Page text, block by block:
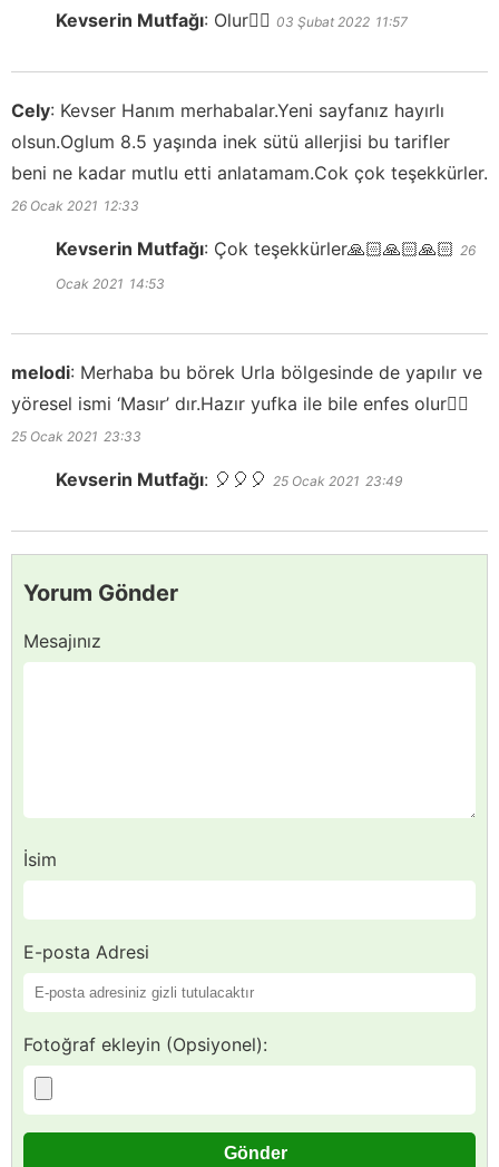
Kevserin Mutfağı: Olur👍🏻 03 Şubat 2022 11:57
Cely: Kevser Hanım merhabalar.Yeni sayfanız hayırlı
olsun.Oglum 8.5 yaşında inek sütü allerjisi bu tarifler
beni ne kadar mutlu etti anlatamam.Cok çok teşekkürler.
26 Ocak 2021 12:33
Kevserin Mutfağı: Çok teşekkürler🙏🏻🙏🏻🙏🏻 26
Ocak 2021 14:53
melodi: Merhaba bu börek Urla bölgesinde de yapılır ve
yöresel ismi ‘Masır’ dır.Hazır yufka ile bile enfes olur👍🏻
25 Ocak 2021 23:33
Kevserin Mutfağı: 🎈🎈🎈 25 Ocak 2021 23:49
Yorum Gönder
Mesajınız
İsim
E-posta Adresi
Fotoğraf ekleyin (Opsiyonel):